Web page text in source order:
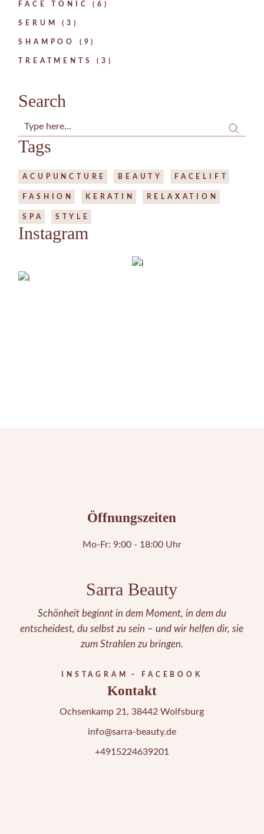
FACE TONIC 6
SERUM 3
SHAMPOO 9
TREATMENTS 3
Search
Tags
ACUPUNCTURE BEAUTY FACELIFT
FASHION KERATIN RELAXATION
SPA STYLE
Instagram
Öffnungszeiten
Mo-Fr: 9:00 - 18:00 Uhr
Sarra Beauty
Schönheit beginnt in dem Moment, in dem du
entscheidest, du selbst zu sein – und wir helfen dir, sie
zum Strahlen zu bringen.
INSTAGRAM FACEBOOK
Kontakt
Ochsenkamp 21, 38442 Wolfsburg
info@sarra-beauty.de
+4915224639201